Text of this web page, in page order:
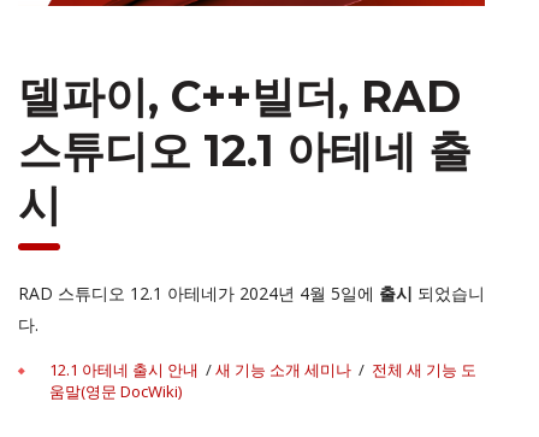
델파이, C++빌더, RAD
스튜디오 12.1 아테네 출
시
RAD 스튜디오 12.1 아테네가 2024년 4월 5일에 출시 되었습니
다.
12.1 아테네 출시 안내 /새 기능 소개 세미나 / 전체 새 기능 도
움말(영문 DocWiki)